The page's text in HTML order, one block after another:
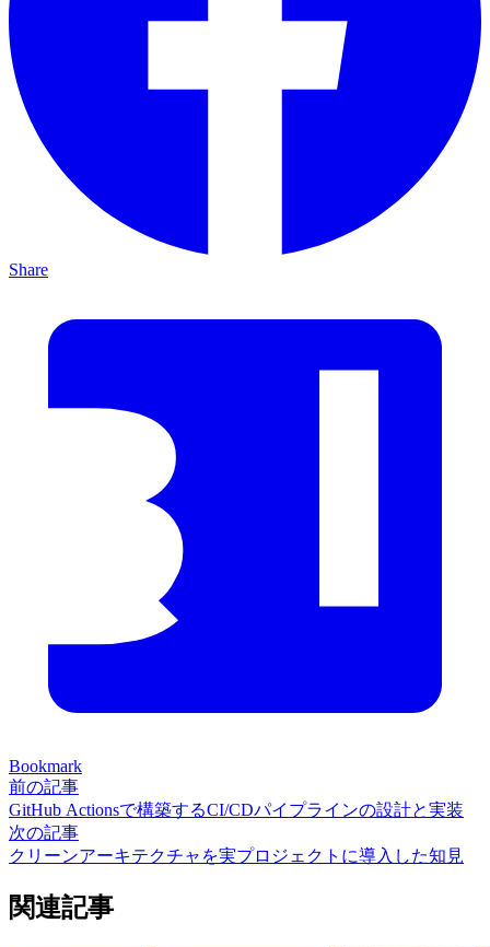
Share
Bookmark
前の記事
GitHub Actionsで構築するCI/CDパイプラインの設計と実装
次の記事
クリーンアーキテクチャを実プロジェクトに導入した知見
関連記事